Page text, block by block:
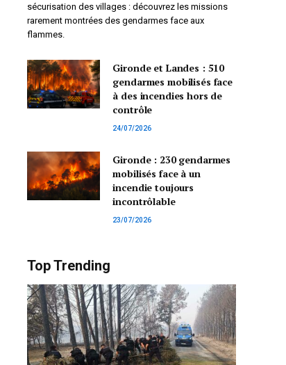
sécurisation des villages : découvrez les missions
rarement montrées des gendarmes face aux
flammes.
Gironde et Landes : 510
gendarmes mobilisés face
à des incendies hors de
contrôle
24/07/2026
Gironde : 230 gendarmes
mobilisés face à un
incendie toujours
incontrôlable
23/07/2026
Top Trending